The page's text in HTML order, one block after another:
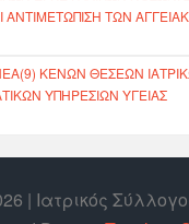
ΑΝΤΙΜΕΤΏΠΙΣΗ ΤΩΝ
ΚΕΝΩΝ ΘΕΣΕΩΝ
ΥΠΗΡΕΣΙΩΝ ΥΓΕΙΑΣ
| Ιατρικός